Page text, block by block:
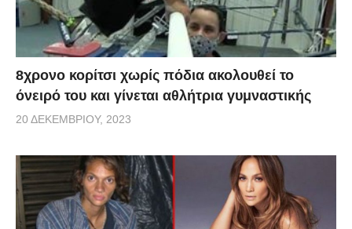
8χρονο κορίτσι χωρίς πόδια ακολουθεί το
όνειρό του και γίνεται αθλήτρια γυμναστικής
20 ΔΕΚΕΜΒΡΊΟΥ, 2023